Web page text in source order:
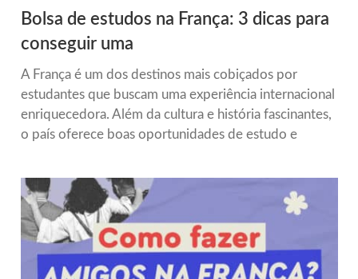
Bolsa de estudos na França: 3 dicas para
conseguir uma
A França é um dos destinos mais cobiçados por
estudantes que buscam uma experiência internacional
enriquecedora. Além da cultura e história fascinantes,
o país oferece boas oportunidades de estudo e